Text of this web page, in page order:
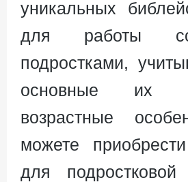
уникальных
для работы
подростками,
основные их
возрастные
можете
для подростковой